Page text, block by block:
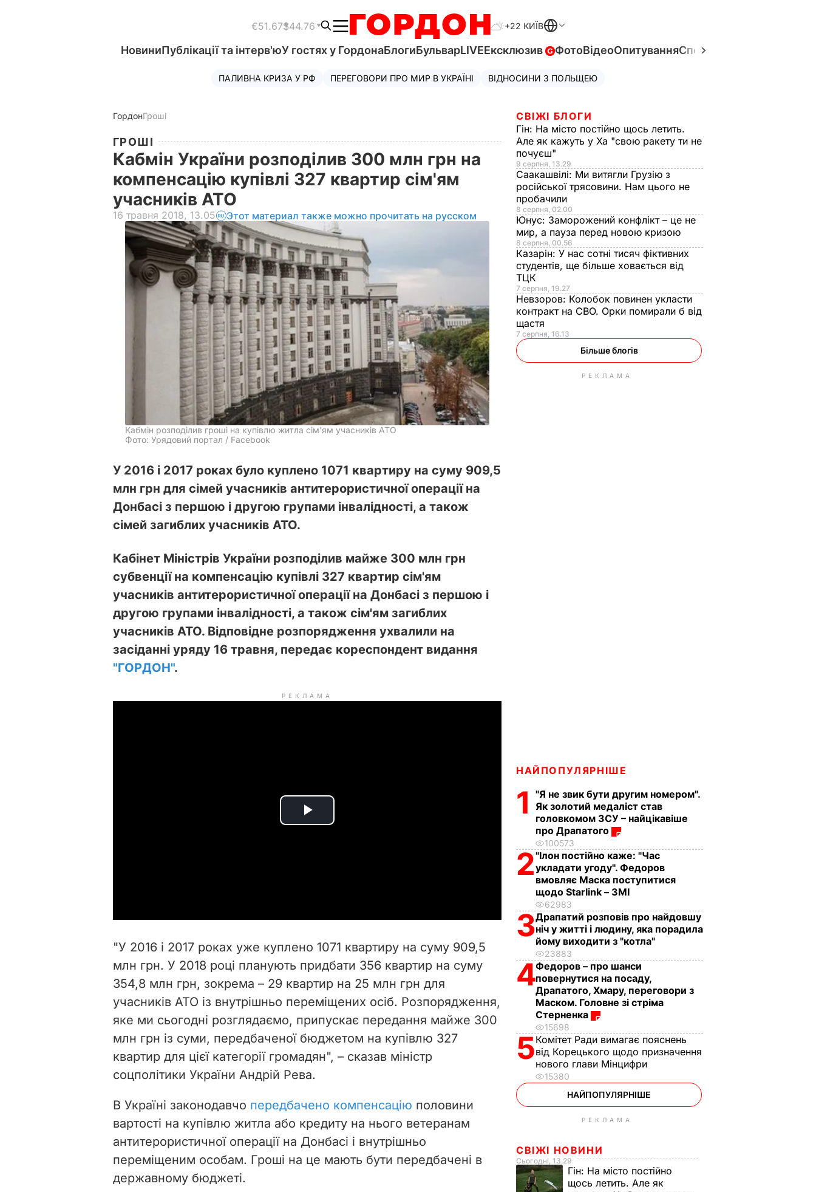
€51.67$44.76 +22 КИЇВ
НовиниПублікації та інтерв'юУ гостях у ГордонаБлогиБульварLIVEЕксклюзив ФотоВідеоОпитуванняСпецпроєкти
ПАЛИВНА КРИЗА У РФ ПЕРЕГОВОРИ ПРО МИР В УКРАЇНІ ВІДНОСИНИ З ПОЛЬЩЕЮ
ГордонГроші
ГРОШІ
Кабмін України розподілив 300 млн грн на
компенсацію купівлі 327 квартир сім'ям
учасників АТО
16 травня 2018, 13.05 Этот материал также можно прочитать на русском
Кабмін розподілив гроші на купівлю житла сім'ям учасників АТО
Фото: Урядовий портал / Facebook
У 2016 і 2017 роках було куплено 1071 квартиру на суму 909,5
млн грн для сімей учасників антитерористичної операції на
Донбасі з першою і другою групами інвалідності, а також
сімей загиблих учасників АТО.
Кабінет Міністрів України розподілив майже 300 млн грн
субвенції на компенсацію купівлі 327 квартир сім'ям
учасників антитерористичної операції на Донбасі з першою і
другою групами інвалідності, а також сім'ям загиблих
учасників АТО. Відповідне розпорядження ухвалили на
засіданні уряду 16 травня, передає кореспондент видання
"ГОРДОН".
РЕКЛАМА
P
i
d
e
o
"У 2016 і 2017 роках уже куплено 1071 квартиру на суму 909,5
млн грн. У 2018 році планують придбати 356 квартир на суму
354,8 млн грн, зокрема – 29 квартир на 25 млн грн для
учасників АТО із внутрішньо переміщених осіб. Розпорядження,
яке ми сьогодні розглядаємо, припускає передання майже 300
млн грн із суми, передбаченої бюджетом на купівлю 327
квартир для цієї категорії громадян", – сказав міністр
соцполітики України Андрій Рева.
В Україні законодавчо передбачено компенсацію половини
вартості на купівлю житла або кредиту на нього ветеранам
антитерористичної операції на Донбасі і внутрішньо
переміщеним особам. Гроші на це мають бути передбачені в
державному бюджеті.
СВІЖІ БЛОГИ
Гін: На місто постійно щось летить.
Але як кажуть у Ха "свою ракету ти не
почуєш"
9 серпня, 13.29
Саакашвілі: Ми витягли Грузію з
російської трясовини. Нам цього не
пробачили
8 серпня, 02.00
Юнус: Заморожений конфлікт – це не
мир, а пауза перед новою кризою
8 серпня, 00.56
Казарін: У нас сотні тисяч фіктивних
студентів, ще більше ховається від
ТЦК
7 серпня, 19.27
Невзоров: Колобок повинен укласти
контракт на СВО. Орки помирали б від
щастя
7 серпня, 16.13
Більше блогів
РЕКЛАМА
НАЙПОПУЛЯРНІШЕ
1
"Я не звик бути другим номером".
Як золотий медаліст став
головкомом ЗСУ – найцікавіше
про Драпатого
100573
2"Ілон постійно каже: "Час
укладати угоду". Федоров
вмовляє Маска поступитися
щодо Starlink – ЗМІ
62983
3Драпатий розповів про найдовшу
ніч у житті і людину, яка порадила
йому виходити з "котла"
23883
4Федоров – про шанси
повернутися на посаду,
Драпатого, Хмару, переговори з
Маском. Головне зі стріма
Стерненка
15698
5Комітет Ради вимагає пояснень
від Корецького щодо призначення
нового глави Мінцифри
15380
НАЙПОПУЛЯРНІШЕ
РЕКЛАМА
СВІЖІ НОВИНИ
Сьогодні, 13.29
Гін: На місто постійно
щось летить. Але як